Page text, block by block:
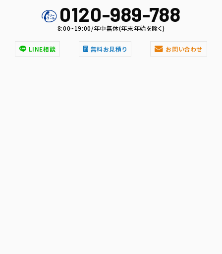
0120-989-788
8:00~19:00/年中無休(年末年始を除く)
LINE相談 無料お見積り お問い合わせ